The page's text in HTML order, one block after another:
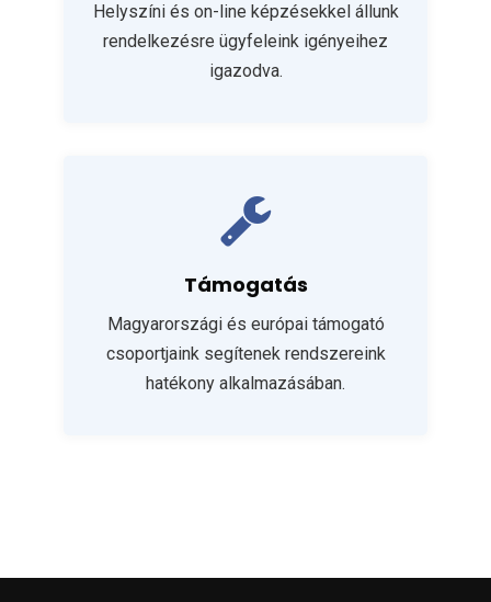
Helyszíni és on-line képzésekkel állunk
rendelkezésre ügyfeleink igényeihez
igazodva.
Támogatás
Magyarországi és európai támogató
csoportjaink segítenek rendszereink
hatékony alkalmazásában.